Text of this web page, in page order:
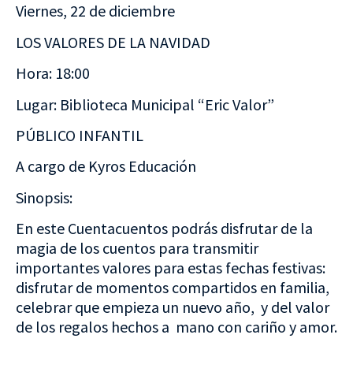
Viernes, 22 de diciembre
LOS VALORES DE LA NAVIDAD
Hora: 18:00
Lugar: Biblioteca Municipal “Eric Valor”
PÚBLICO INFANTIL
A cargo de Kyros Educación
Sinopsis:
En este Cuentacuentos podrás disfrutar de la
magia de los cuentos para transmitir
importantes valores para estas fechas festivas:
disfrutar de momentos compartidos en familia,
celebrar que empieza un nuevo año, y del valor
de los regalos hechos a mano con cariño y amor.